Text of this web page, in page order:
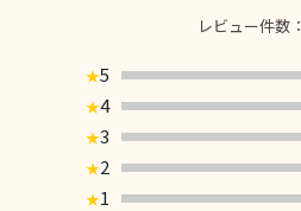
レビュー件数：
★5
★4
★3
★2
★1